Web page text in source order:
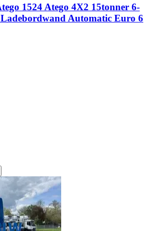
1524 Atego 4X2 15tonner 6-
Automatic Euro 6